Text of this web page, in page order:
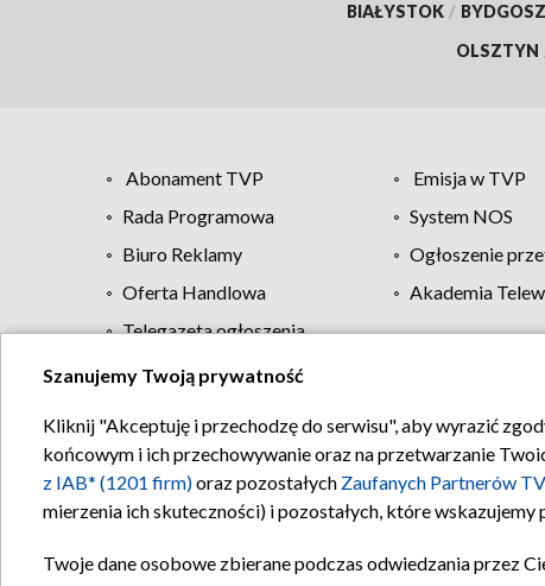
BIAŁYSTOK /
OLSZTYN
Abonament TVP Emisja w TVP
Rada Programowa
System NOS
Biuro Reklamy
Ogłoszenie
Oferta Handlowa
Akademia
Telegazeta ogłoszenia
Regulamin TVP
Szanujemy Twoją prywatność
Kliknij "Akceptuję i przechodzę do serwisu", aby wyrazić
końcowym i ich przechowywanie oraz na przetwarzanie
z IAB* (1201 firm)oraz pozostałych Zaufanych Partnerów
mierzenia ich skuteczności) i pozostałych, które
Twoje dane osobowe zbierane podczas odwiedzania przez